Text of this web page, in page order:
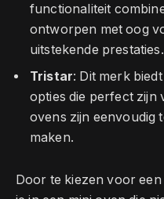
functionaliteit
ontworpen met oog
uitstekende prestaties.
Tristar: Dit merk
opties die perfect zijn
ovens zijn eenvoudig
maken.
Door te kiezen voor